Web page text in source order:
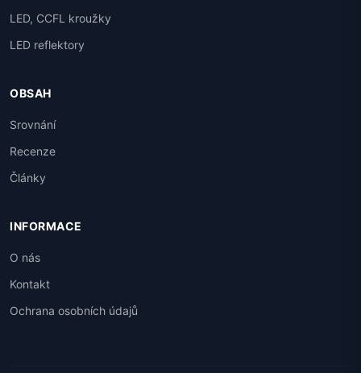
LED, CCFL kroužky
LED reflektory
OBSAH
Srovnání
Recenze
Články
INFORMACE
O nás
Kontakt
Ochrana osobních údajů